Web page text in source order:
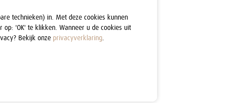
technieken) in. Met deze cookies kunnen
'OK' te klikken. Wanneer u de cookies uit
Bekijk onze privacyverklaring.